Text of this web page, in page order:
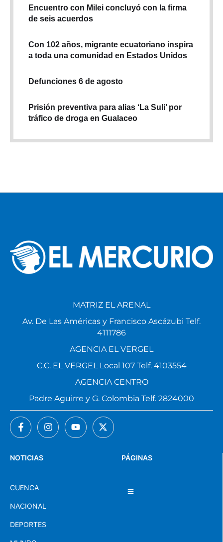
Encuentro con Milei concluyó con la firma
de seis acuerdos
Con 102 años, migrante ecuatoriano inspira
a toda una comunidad en Estados Unidos
Defunciones 6 de agosto
Prisión preventiva para alias ‘La Suli’ por
tráfico de droga en Gualaceo
PÁGINAS
NOTICIAS
CUENCA
NACIONAL
DEPORTES
MATRIZ EL ARENAL
Av. De Las Américas y Francisco Ascázubi Telf.
4111786
AGENCIA EL VERGEL
C.C. EL VERGEL Local 107 Telf. 4103554
AGENCIA CENTRO
Padre Aguirre y G. Colombia Telf. 2824000